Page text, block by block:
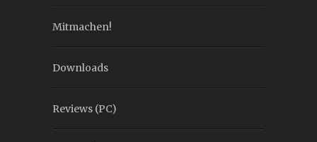
Mitmachen!
Downloads
Reviews (PC)